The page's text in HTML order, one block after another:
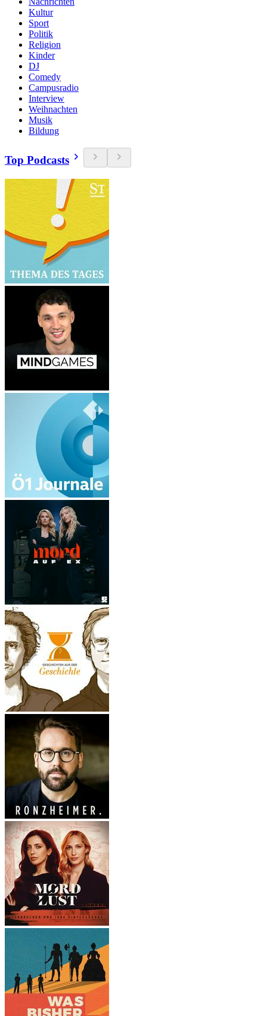
Kultur
Sport
Politik
Religion
Kinder
DJ
Comedy
Campusradio
Interview
Weihnachten
Musik
Bildung
Top Podcasts